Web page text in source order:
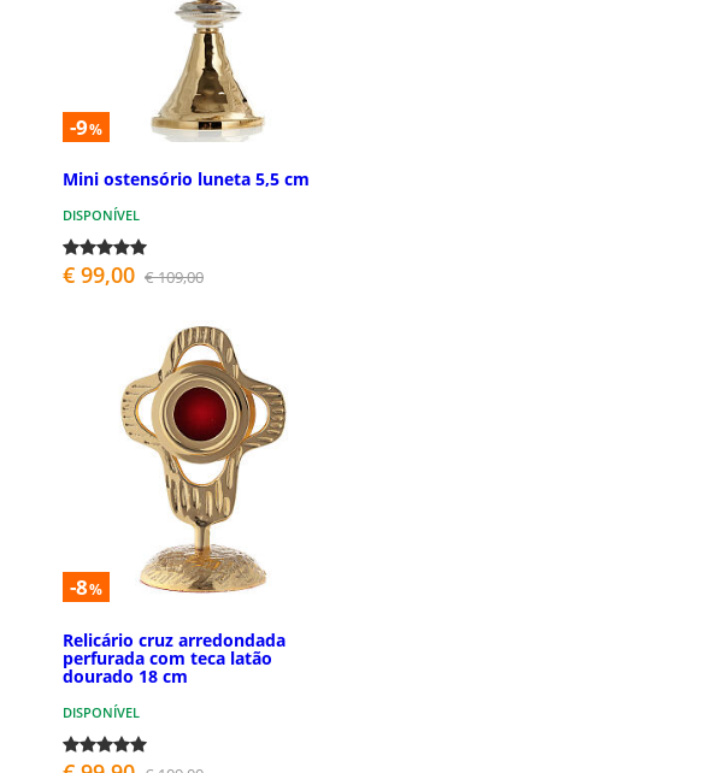
-9%
Mini ostensório luneta 5,5 cm
DISPONÍVEL
€ 99,00 € 109,00
-8%
Relicário cruz arredondada
perfurada com teca latão
dourado 18 cm
DISPONÍVEL